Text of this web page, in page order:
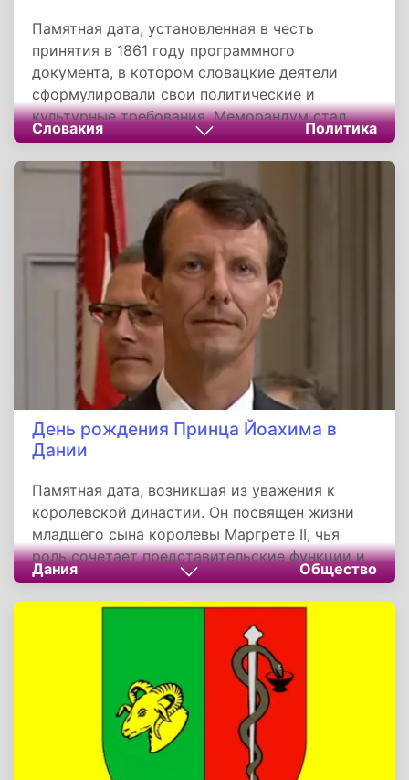
Памятная дата, установленная в честь
принятия в 1861 году программного
документа, в котором словацкие деятели
сформулировали свои политические и
культурные требования. Меморандум стал
символом стремления словаков к признанию
своей нации и сохранению культурной
идентичности. Празднование этой даты
напоминает о значимости национального
самосознания и борьбы за права народа.
Словакия Политика
День рождения Принца Йоахима в
Дании
Памятная дата, возникшая из уважения к
королевской династии. Он посвящен жизни
младшего сына королевы Маргрете II, чья
роль сочетает представительские функции и
личное служение (например, военную службу
в танковых войсках). Ценность этого дня — в
напоминании о единстве нации и способности
монархии эволюционировать. Даже без
пышных торжеств он остается частью
культурного кода Дании, где история дышит в
настоящем.
Дания Общество